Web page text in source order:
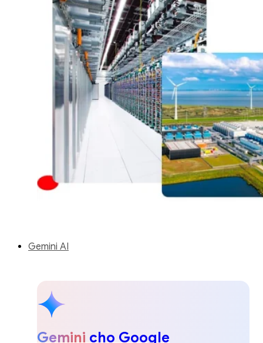
Gemini AI
Gemini cho Google